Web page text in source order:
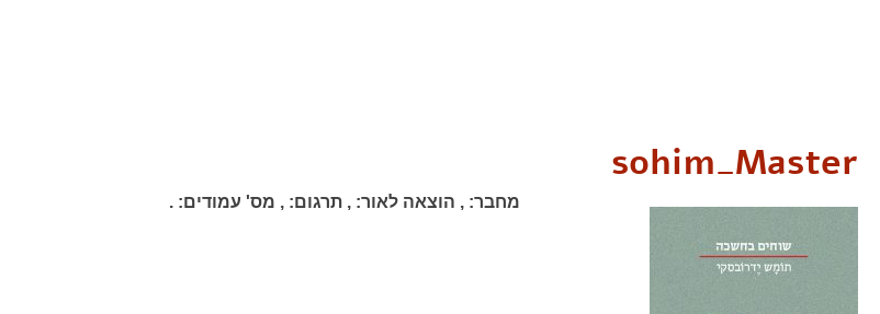
sohim_Master
מחבר: , הוצאה לאור: , תרגום: , מס' עמודים: .